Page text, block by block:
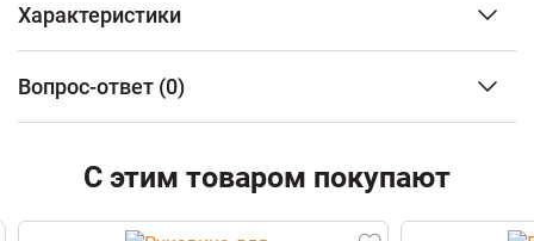
туристического баллончика идёт в комплекте с
грилем. Рекомендуем приобрести дополнительно
фирменный шланг O-Hose для альтернативного
Оптимальное сочетание размеров, веса и
функциональности. При достаточно большой площади
жарочной решетки (1450 кв.см) толщина гриля в
Характеристики
Размер/Диаметр решётки
475*360 мм
Количество горелок
1 шт
Вопрос-ответ (0)
Email
С этим товаром покупают